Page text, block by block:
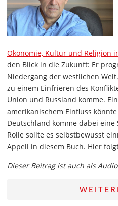
Ökonomie, Kultur und Religion
den Blick in die Zukunft: Er
Niedergang der westlichen
zu einem Einfrieren des
Union und Russland komme.
amerikanischem Einfluss
Deutschland komme dabei
Rolle sollte es selbstbewusst
Appell in diesem Buch. Hier
Dieser Beitrag ist auch als